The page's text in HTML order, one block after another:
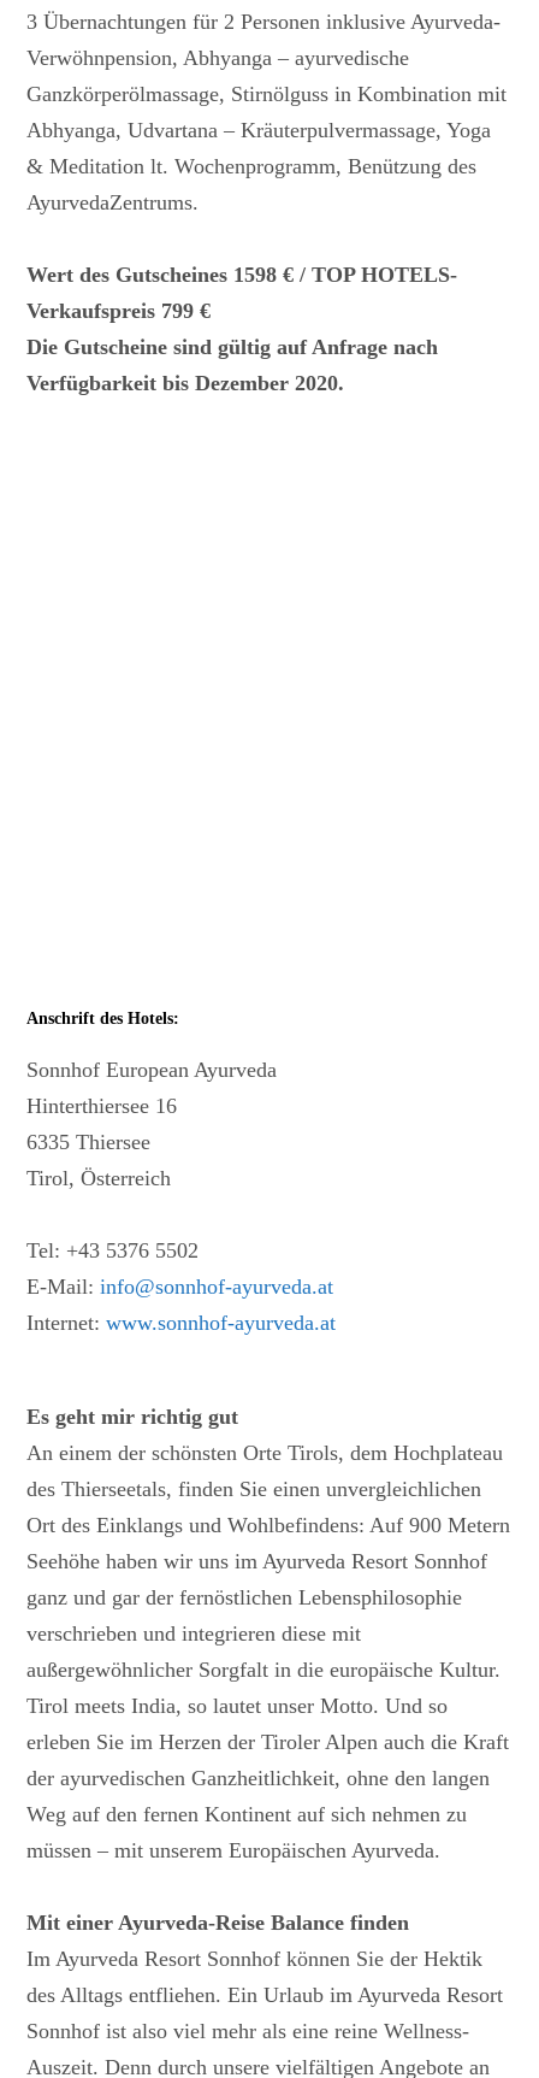
3 Übernachtungen für 2 Personen inklusive Ayurveda-
Verwöhnpension, Abhyanga – ayurvedische
Ganzkörperölmassage, Stirnölguss in Kombination mit
Abhyanga, Udvartana – Kräuterpulvermassage, Yoga
& Meditation lt. Wochenprogramm, Benützung des
AyurvedaZentrums.
Wert des Gutscheines 1598 € / TOP HOTELS-
Verkaufspreis 799 €
Die Gutscheine sind gültig auf Anfrage nach
Verfügbarkeit bis Dezember 2020.
Anschrift des Hotels:
Sonnhof European Ayurveda
Hinterthiersee 16
6335 Thiersee
Tirol, Österreich
Tel: +43 5376 5502
E-Mail:info@sonnhof-ayurveda.at
Internet:www.sonnhof-ayurveda.at
Es geht mir richtig gut
An einem der schönsten Orte Tirols, dem Hochplateau
des Thierseetals, finden Sie einen unvergleichlichen
Ort des Einklangs und Wohlbefindens: Auf 900 Metern
Seehöhe haben wir uns im Ayurveda Resort Sonnhof
ganz und gar der fernöstlichen Lebensphilosophie
verschrieben und integrieren diese mit
außergewöhnlicher Sorgfalt in die europäische Kultur.
Tirol meets India, so lautet unser Motto. Und so
erleben Sie im Herzen der Tiroler Alpen auch die Kraft
der ayurvedischen Ganzheitlichkeit, ohne den langen
Weg auf den fernen Kontinent auf sich nehmen zu
müssen – mit unserem Europäischen Ayurveda.
Mit einer Ayurveda-Reise Balance finden
Im Ayurveda Resort Sonnhof können Sie der Hektik
des Alltags entfliehen. Ein Urlaub im Ayurveda Resort
Sonnhof ist also viel mehr als eine reine Wellness-
Auszeit. Denn durch unsere vielfältigen Angebote an